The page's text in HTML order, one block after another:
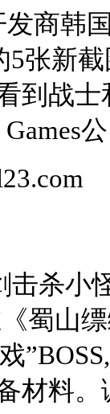
发商韩
5张新
到战
公
击杀
蜀山
材料。